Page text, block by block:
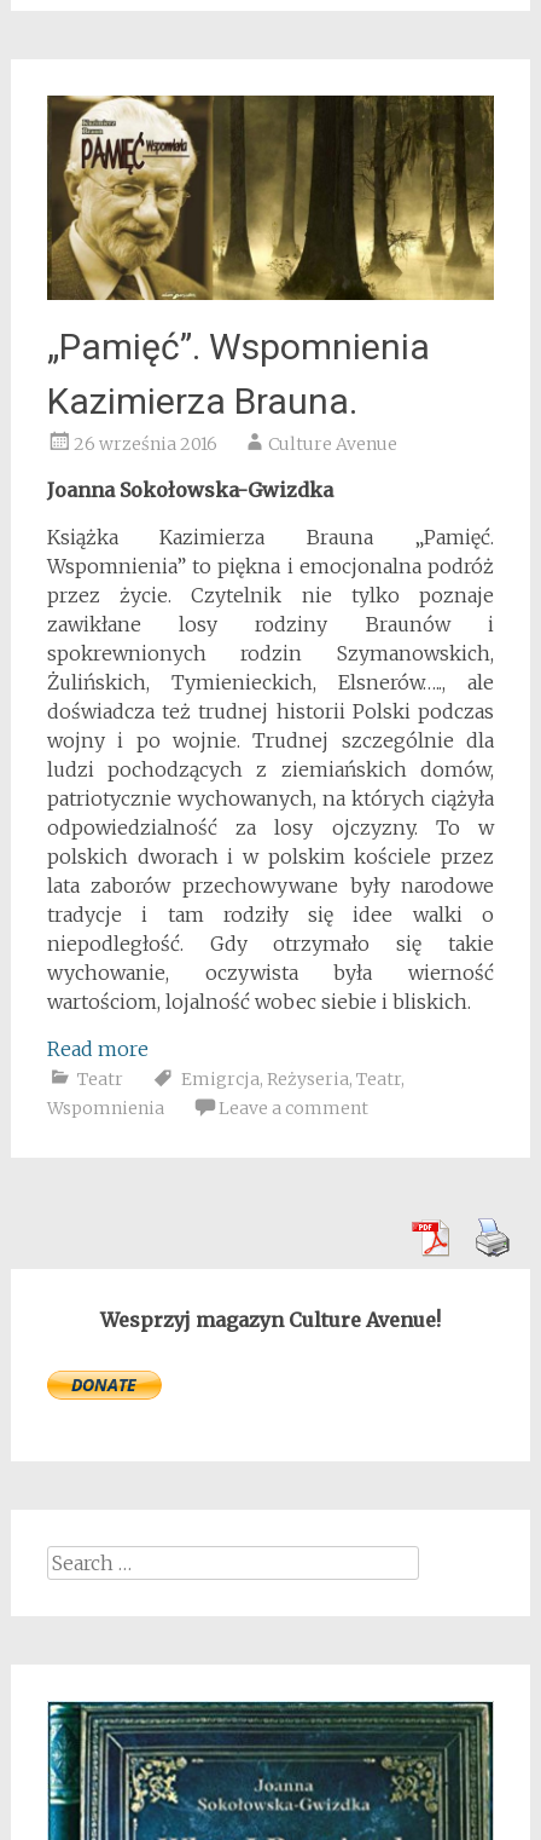
„Pamięć”. Wspomnienia
Kazimierza Brauna.
26 września 2016 Culture Avenue
Joanna Sokołowska-Gwizdka
Książka Kazimierza Brauna „Pamięć.
Wspomnienia” to piękna i emocjonalna podróż
przez życie. Czytelnik nie tylko poznaje
zawikłane losy rodziny Braunów i
spokrewnionych rodzin Szymanowskich,
Żulińskich, Tymienieckich, Elsnerów….., ale
doświadcza też trudnej historii Polski podczas
wojny i po wojnie. Trudnej szczególnie dla
ludzi pochodzących z ziemiańskich domów,
patriotycznie wychowanych, na których ciążyła
odpowiedzialność za losy ojczyzny. To w
polskich dworach i w polskim kościele przez
lata zaborów przechowywane były narodowe
tradycje i tam rodziły się idee walki o
niepodległość. Gdy otrzymało się takie
wychowanie, oczywista była wierność
wartościom, lojalność wobec siebie i bliskich.
Read more
Teatr Emigrcja, Reżyseria, Teatr,
Wspomnienia
Leave a comment
Wesprzyj magazyn Culture Avenue!
Search
for: